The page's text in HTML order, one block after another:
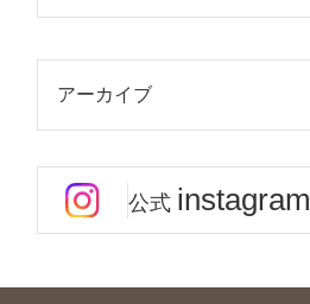
アーカイブ
公式 instagram